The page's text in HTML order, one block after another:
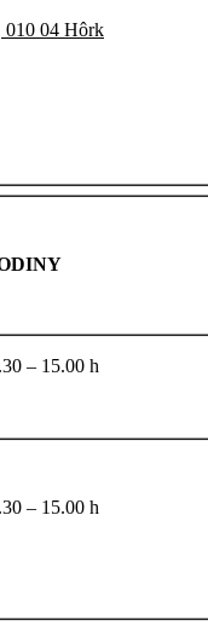
010 04 Hôrk
– 15.00 h
– 15.00 h